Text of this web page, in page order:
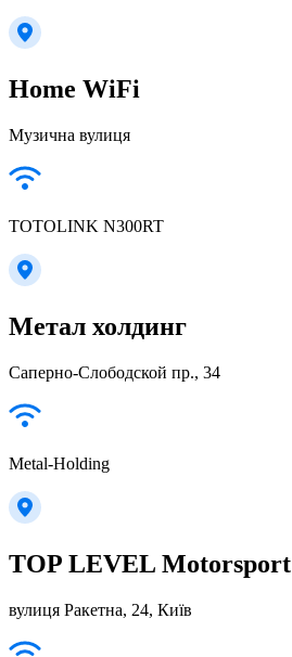
Home WiFi
Музична вулиця
TOTOLINK N300RT
Метал холдинг
Саперно-Слободской пр., 34
Metal-Holding
TOP LEVEL Motorsport
вулиця Ракетна, 24, Київ